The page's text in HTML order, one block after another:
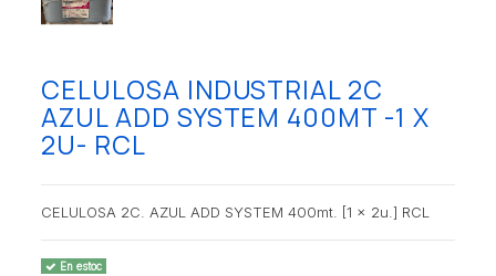
CELULOSA INDUSTRIAL 2C
AZUL ADD SYSTEM 400MT -1 X
2U- RCL
CELULOSA 2C. AZUL ADD SYSTEM 400mt. [1 x 2u.] RCL
En estoc